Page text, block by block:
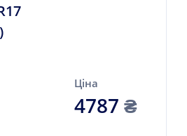
Ціна
4787₴